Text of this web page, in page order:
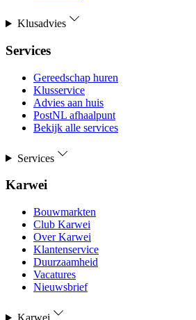
Klusadvies
Services
Gereedschap huren
Klusservice
Advies aan huis
PostNL afhaalpunt
Bekijk alle services
Services
Karwei
Bouwmarkten
Club Karwei
Over Karwei
Klantenservice
Duurzaamheid
Vacatures
Nieuwsbrief